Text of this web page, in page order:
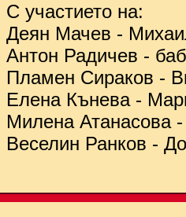
С участието на:
Деян Мачев -
Антон Радичев -
Пламен Сираков -
Елена Кънева -
Милена Атанасова
Веселин Ранков -